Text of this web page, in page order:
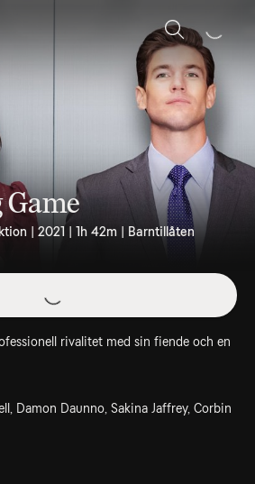
Sök
| 2021 | 1h 42m | Barntillåten
rivalitet med sin fiende och en
Damon Daunno, Sakina Jaffrey, Corbin